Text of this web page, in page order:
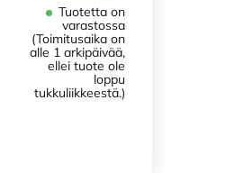
Tuotetta on
varastossa
(Toimitusaika on
alle 1 arkipäivää,
ellei tuote ole
loppu
tukkuliikkeestä.)